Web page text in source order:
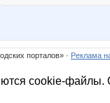
порталов» · Реклама
cookie-файлы.